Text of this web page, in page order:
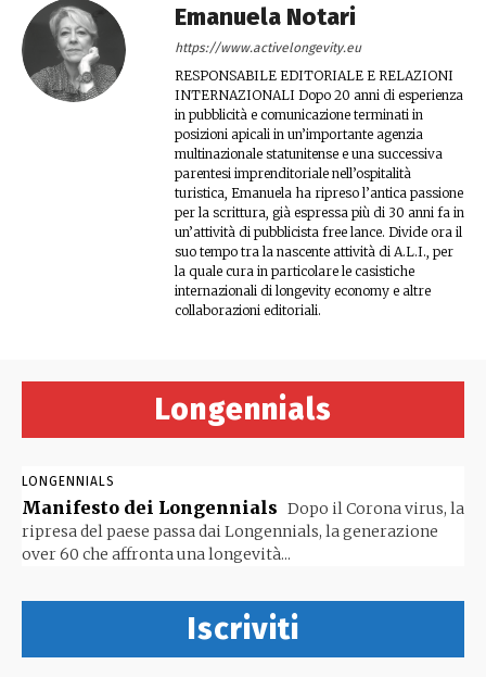
Emanuela Notari
https://www.activelongevity.eu
RESPONSABILE EDITORIALE E RELAZIONI
INTERNAZIONALI Dopo 20 anni di esperienza
in pubblicità e comunicazione terminati in
posizioni apicali in un’importante agenzia
multinazionale statunitense e una successiva
parentesi imprenditoriale nell’ospitalità
turistica, Emanuela ha ripreso l’antica passione
per la scrittura, già espressa più di 30 anni fa in
un’attività di pubblicista free lance. Divide ora il
suo tempo tra la nascente attività di A.L.I., per
la quale cura in particolare le casistiche
internazionali di longevity economy e altre
collaborazioni editoriali.
Longennials
LONGENNIALS
Manifesto dei Longennials Dopo il Corona virus, la
ripresa del paese passa dai Longennials, la generazione
over 60 che affronta una longevità...
Iscriviti